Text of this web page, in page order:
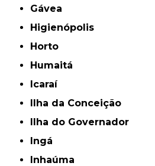
Gávea
Higienópolis
Horto
Humaitá
Icaraí
Ilha da Conceição
Ilha do Governador
Ingá
Inhaúma